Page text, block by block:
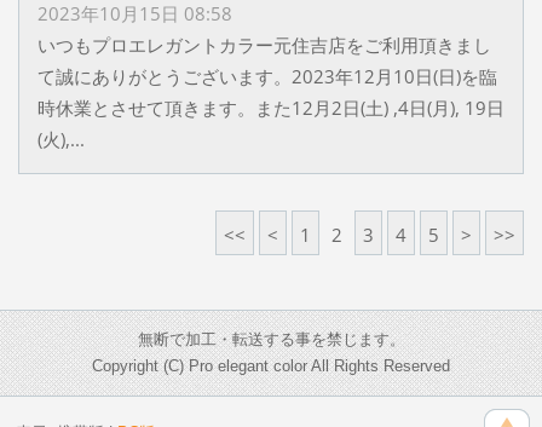
2023年10月15日 08:58
いつもプロエレガントカラー元住吉店をご利用頂きまし
て誠にありがとうございます。2023年12月10日(日)を臨
時休業とさせて頂きます。また12月2日(土) ,4日(月), 19日
(火),...
<< < 1 2 3 4 5 > >>
無断で加工・転送する事を禁じます。
Copyright (C) Pro elegant color All Rights Reserved